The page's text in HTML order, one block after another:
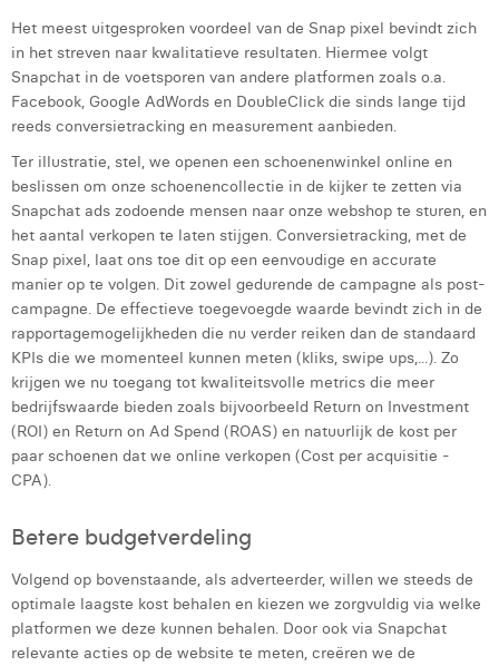
Linda Kraim
Lisa Protin
Lore Fierens
Lotte Vranckx
Louis Nassogne
Lucas Taels
Manon Houppertz
Margaux Marien
Margaux Snakkers
Mathias Segers
Matthias Langenaeker
Pieter Maesmans
Sebastiaan Reeskamp
Het meest uitgesproken voordeel van de Snap pixel bevindt zich
in het streven naar kwalitatieve resultaten. Hiermee volgt
Snapchat in de voetsporen van andere platformen zoals o.a.
Facebook, Google AdWords en DoubleClick die sinds lange tijd
reeds conversietracking en measurement aanbieden.
Ter illustratie, stel, we openen een schoenenwinkel online en
beslissen om onze schoenencollectie in de kijker te zetten via
Snapchat ads zodoende mensen naar onze webshop te sturen, en
het aantal verkopen te laten stijgen. Conversietracking, met de
Snap pixel, laat ons toe dit op een eenvoudige en accurate
manier op te volgen. Dit zowel gedurende de campagne als post-
campagne. De effectieve toegevoegde waarde bevindt zich in de
rapportagemogelijkheden die nu verder reiken dan de standaard
KPIs die we momenteel kunnen meten (kliks, swipe ups,...). Zo
krijgen we nu toegang tot kwaliteitsvolle metrics die meer
bedrijfswaarde bieden zoals bijvoorbeeld Return on Investment
(ROI) en Return on Ad Spend (ROAS) en natuurlijk de kost per
paar schoenen dat we online verkopen (Cost per acquisitie -
CPA).
Betere budgetverdeling
Volgend op bovenstaande, als adverteerder, willen we steeds de
optimale laagste kost behalen en kiezen we zorgvuldig via welke
platformen we deze kunnen behalen. Door ook via Snapchat
relevante acties op de website te meten, creëren we de